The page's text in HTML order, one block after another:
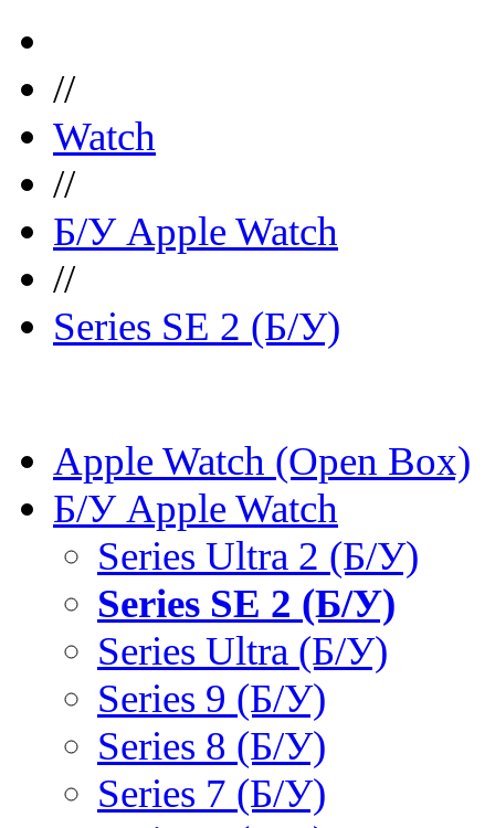
//
Watch
//
Б/У Apple Watch
//
Series SE 2 (Б/У)
Apple Watch (Open Box)
Б/У Apple Watch
Series Ultra 2 (Б/У)
Series SE 2 (Б/У)
Series Ultra (Б/У)
Series 9 (Б/У)
Series 8 (Б/У)
Series 7 (Б/У)